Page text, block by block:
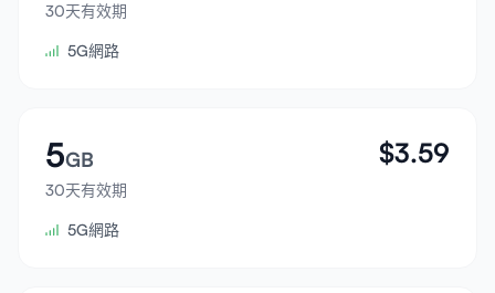
30天有效期
5G網路
5GB
30天有效期
$3.59
5G網路